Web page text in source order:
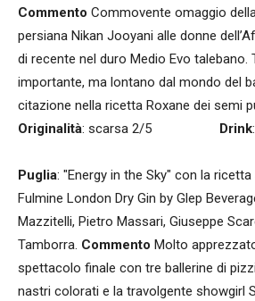
Commento Commovente omaggio
persiana Nikan Jooyani alle donne
di recente nel duro Medio Evo talebano.
importante, ma lontano dal mondo del
citazione nella ricetta Roxane dei semi
Originalità: scarsa 2/5 Drink
Puglia: "Energy in the Sky" con la ricetta
Fulmine London Dry Gin by Glep
Mazzitelli, Pietro Massari, Giuseppe
Tamborra. Commento Molto
spettacolo finale con tre ballerine di
nastri colorati e la travolgente showgirl